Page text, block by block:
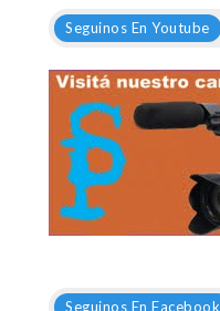
Seguinos En Youtube
Seguinos En Facebook